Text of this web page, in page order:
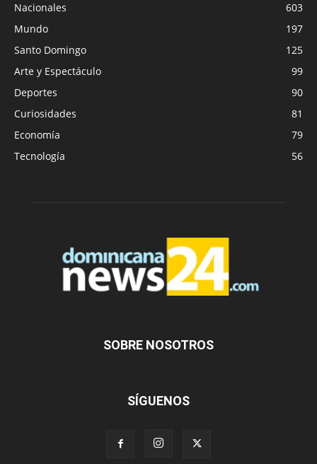
Nacionales
603
Mundo
197
Santo Domingo
125
Arte y Espectáculo
99
Deportes
90
Curiosidades
81
Economía
79
Tecnología
56
SOBRE NOSOTROS
SÍGUENOS